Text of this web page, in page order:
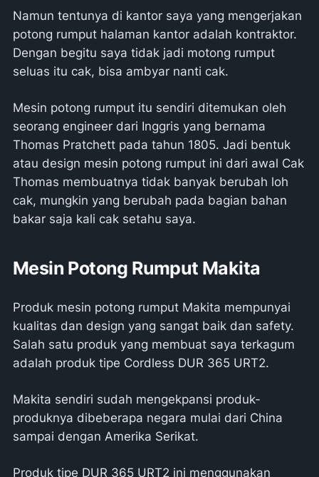
Namun tentunya di kantor saya yang mengerjakan
potong rumput halaman kantor adalah kontraktor.
Dengan begitu saya tidak jadi motong rumput
seluas itu cak, bisa ambyar nanti cak.
Mesin potong rumput itu sendiri ditemukan oleh
seorang engineer dari Inggris yang bernama
Thomas Pratchett pada tahun 1805. Jadi bentuk
atau design mesin potong rumput ini dari awal Cak
Thomas membuatnya tidak banyak berubah loh
cak, mungkin yang berubah pada bagian bahan
bakar saja kali cak setahu saya.
Mesin Potong Rumput Makita
Produk mesin potong rumput Makita mempunyai
kualitas dan design yang sangat baik dan safety.
Salah satu produk yang membuat saya terkagum
adalah produk tipe Cordless DUR 365 URT2.
Makita sendiri sudah mengekpansi produk-
produknya dibeberapa negara mulai dari China
sampai dengan Amerika Serikat.
Produk tipe DUR 365 URT2 ini menggunakan